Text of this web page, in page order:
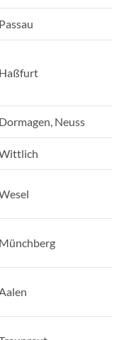
Passau
Haßfurt
Dormagen, Neuss
Münchberg